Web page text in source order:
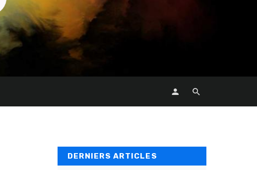
DERNIERS ARTICLES